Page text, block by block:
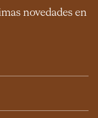
novedades en